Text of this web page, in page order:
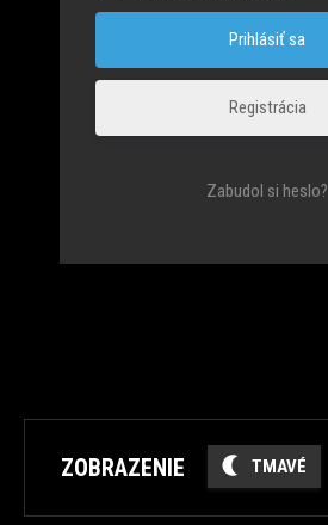
Registrácia
Zabudol si heslo?
ZOBRAZENIE TMAVÉ